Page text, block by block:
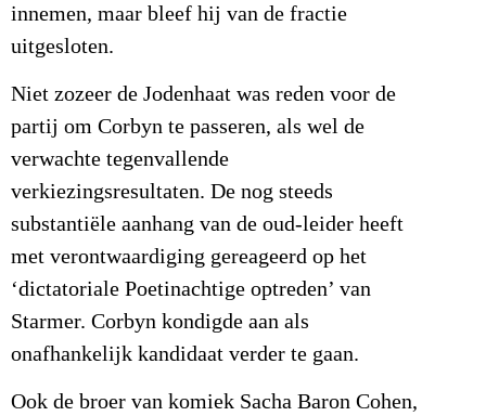
innemen, maar bleef hij van de fractie
uitgesloten.
Niet zozeer de Jodenhaat was reden voor de
partij om Corbyn te passeren, als wel de
verwachte tegenvallende
verkiezingsresultaten. De nog steeds
substantiële aanhang van de oud-leider heeft
met verontwaardiging gereageerd op het
‘dictatoriale Poetinachtige optreden’ van
Starmer. Corbyn kondigde aan als
onafhankelijk kandidaat verder te gaan.
Ook de broer van komiek Sacha Baron Cohen,